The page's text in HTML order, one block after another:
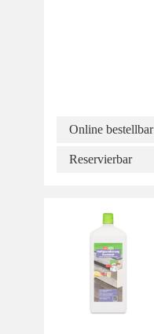
Online bestellbar
Reservierbar